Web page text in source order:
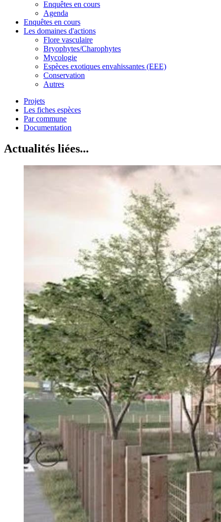
Enquêtes en cours
Agenda
Enquêtes en cours
Les domaines d'actions
Flore vasculaire
Bryophytes/Charophytes
Mycologie
Espèces exotiques envahissantes (EEE)
Conservation
Autres
Projets
Les fiches espèces
Par commune
Documentation
Actualités liées...